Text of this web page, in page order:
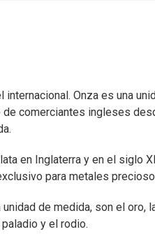
Onza es una
de comerciantes ingleses
en Inglaterra y en el siglo
para metales
de medida, son el oro,
y el rodio.